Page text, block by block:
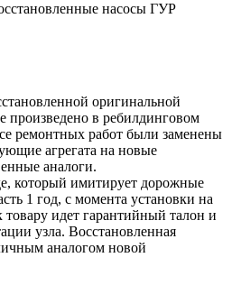
насосы ГУР
оригинальной
произведено в ребилдинговом
ремонтных работ были заменены
агрегата на новые
аналоги.
который имитирует дорожные
1 год, с момента установки на
идет гарантийный талон и
узла. Восстановленная
аналогом новой